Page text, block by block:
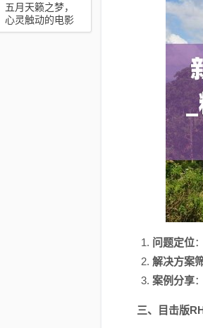
五月天籁之梦，
心灵触动的电影
之旅
问题定位
解决方案
案例分享
三、目击版